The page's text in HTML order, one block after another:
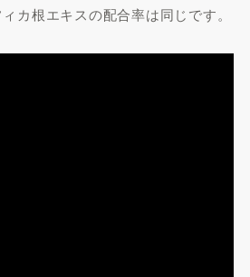
カ根エキスの配合率は同じです。